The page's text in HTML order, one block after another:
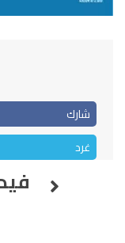
شارك
غرد